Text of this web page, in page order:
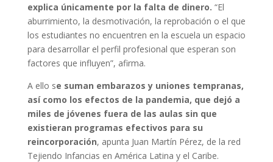
explica únicamente por la falta de dinero. “El
aburrimiento, la desmotivación, la reprobación o el que
los estudiantes no encuentren en la escuela un espacio
para desarrollar el perfil profesional que esperan son
factores que influyen”, afirma.
A ello se suman embarazos y uniones tempranas,
así como los efectos de la pandemia, que dejó a
miles de jóvenes fuera de las aulas sin que
existieran programas efectivos para su
reincorporación, apunta Juan Martín Pérez, de la red
Tejiendo Infancias en América Latina y el Caribe.